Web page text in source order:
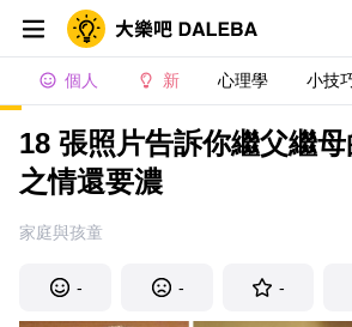
個人 新 心理學 小技
18 張照片告訴你繼父繼
之情還要濃
家庭與孩童
- - -